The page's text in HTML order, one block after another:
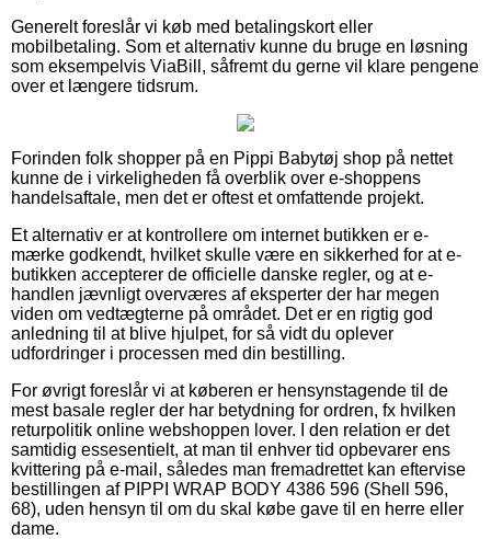
Generelt foreslår vi køb med betalingskort eller
mobilbetaling. Som et alternativ kunne du bruge en løsning
som eksempelvis ViaBill, såfremt du gerne vil klare pengene
over et længere tidsrum.
Forinden folk shopper på en Pippi Babytøj shop på nettet
kunne de i virkeligheden få overblik over e-shoppens
handelsaftale, men det er oftest et omfattende projekt.
Et alternativ er at kontrollere om internet butikken er e-
mærke godkendt, hvilket skulle være en sikkerhed for at e-
butikken accepterer de officielle danske regler, og at e-
handlen jævnligt overværes af eksperter der har megen
viden om vedtægterne på området. Det er en rigtig god
anledning til at blive hjulpet, for så vidt du oplever
udfordringer i processen med din bestilling.
For øvrigt foreslår vi at køberen er hensynstagende til de
mest basale regler der har betydning for ordren, fx hvilken
returpolitik online webshoppen lover. I den relation er det
samtidig essesentielt, at man til enhver tid opbevarer ens
kvittering på e-mail, således man fremadrettet kan eftervise
bestillingen af PIPPI WRAP BODY 4386 596 (Shell 596,
68), uden hensyn til om du skal købe gave til en herre eller
dame.